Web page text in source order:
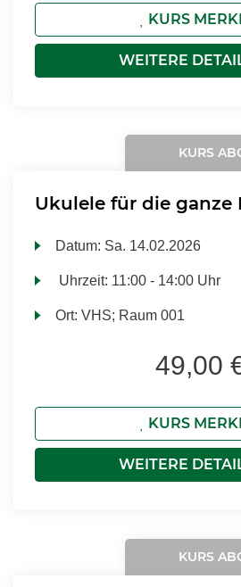
KURS
WEITERE
KURS
Ukulele für die ganze
Datum: Sa. 14.02.2026
Uhrzeit: 11:00 - 14:00 Uhr
Ort:VHS; Raum 001
49,00
KURS
WEITERE
KURS